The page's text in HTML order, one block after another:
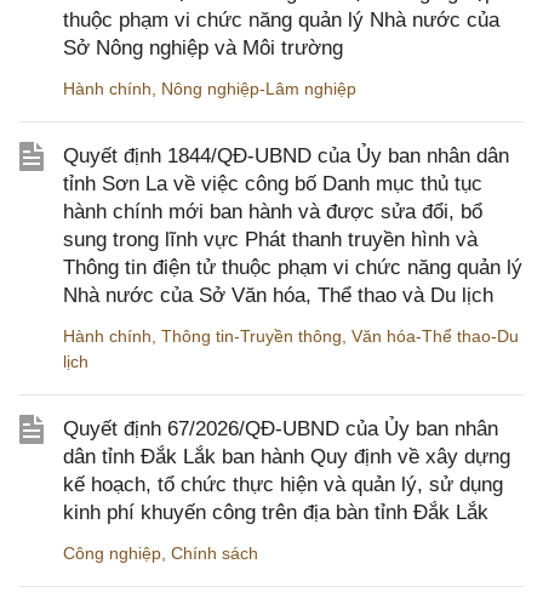
thuộc phạm vi chức năng quản lý Nhà nước của
Sở Nông nghiệp và Môi trường
Hành chính Nông nghiệp-Lâm nghiệp
Quyết định 1844/QĐ-UBND của Ủy ban nhân dân
tỉnh Sơn La về việc công bố Danh mục thủ tục
hành chính mới ban hành và được sửa đổi, bổ
sung trong lĩnh vực Phát thanh truyền hình và
Thông tin điện tử thuộc phạm vi chức năng quản lý
Nhà nước của Sở Văn hóa, Thể thao và Du lịch
Hành chính Thông tin-Truyền thông Văn hóa-Thể thao-Du
lịch
Quyết định 67/2026/QĐ-UBND của Ủy ban nhân
dân tỉnh Đắk Lắk ban hành Quy định về xây dựng
kế hoạch, tổ chức thực hiện và quản lý, sử dụng
kinh phí khuyến công trên địa bàn tỉnh Đắk Lắk
Công nghiệp Chính sách